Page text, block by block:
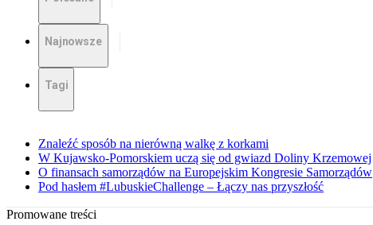
Najnowsze
Tagi
Znaleźć sposób na nierówną walkę z korkami
W Kujawsko-Pomorskiem uczą się od gwiazd Doliny Krzemowej
O finansach samorządów na Europejskim Kongresie Samorządów
Pod hasłem #LubuskieChallenge – Łączy nas przyszłość
Promowane treści